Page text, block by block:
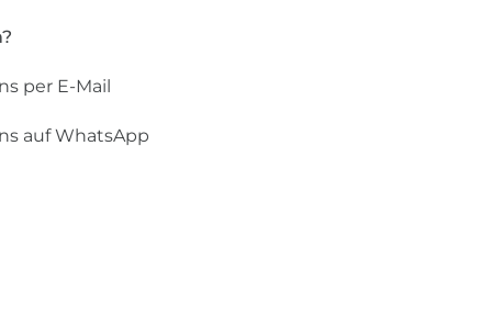
per E-Mail
auf WhatsApp